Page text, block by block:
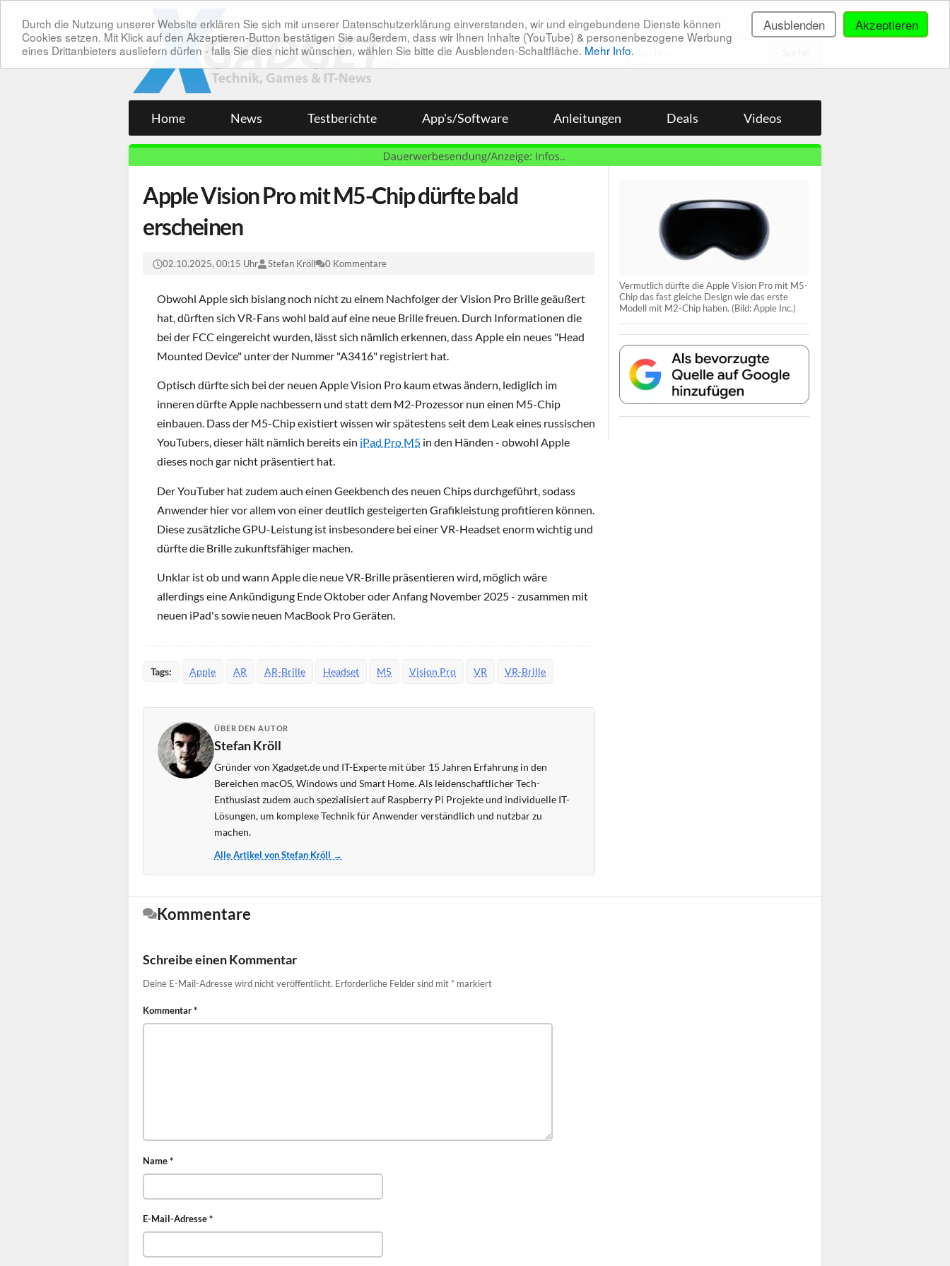
Akzeptieren
Ausblenden
Durch die Nutzung unserer Website erklären Sie sich mit unserer Datenschutzerklärung einverstanden, wir und eingebundene Dienste können
Cookies setzen. Mit Klick auf den Akzeptieren-Button bestätigen Sie außerdem, dass wir Ihnen Inhalte (YouTube) & personenbezogene Werbung
eines Drittanbieters ausliefern dürfen - falls Sie dies nicht wünschen, wählen Sie bitte die Ausblenden-Schaltfläche. Mehr Info.
Home News Testberichte App's/Software Anleitungen Deals Videos
Apple Vision Pro mit M5-Chip dürfte bald
erscheinen
02.10.2025, 00:15 Uhr Stefan Kröll 0 Kommentare
Obwohl Apple sich bislang noch nicht zu einem Nachfolger der Vision Pro Brille geäußert
hat, dürften sich VR-Fans wohl bald auf eine neue Brille freuen. Durch Informationen die
bei der FCC eingereicht wurden, lässt sich nämlich erkennen, dass Apple ein neues "Head
Mounted Device" unter der Nummer "A3416" registriert hat.
Optisch dürfte sich bei der neuen Apple Vision Pro kaum etwas ändern, lediglich im
inneren dürfte Apple nachbessern und statt dem M2-Prozessor nun einen M5-Chip
einbauen. Dass der M5-Chip existiert wissen wir spätestens seit dem Leak eines russischen
YouTubers, dieser hält nämlich bereits ein iPad Pro M5 in den Händen - obwohl Apple
dieses noch gar nicht präsentiert hat.
Der YouTuber hat zudem auch einen Geekbench des neuen Chips durchgeführt, sodass
Anwender hier vor allem von einer deutlich gesteigerten Grafikleistung profitieren können.
Diese zusätzliche GPU-Leistung ist insbesondere bei einer VR-Headset enorm wichtig und
dürfte die Brille zukunftsfähiger machen.
Unklar ist ob und wann Apple die neue VR-Brille präsentieren wird, möglich wäre
allerdings eine Ankündigung Ende Oktober oder Anfang November 2025 - zusammen mit
neuen iPad's sowie neuen MacBook Pro Geräten.
Tags: Apple AR AR-Brille Headset M5 Vision Pro VR VR-Brille
ÜBER DEN AUTOR
Stefan Kröll
Gründer von Xgadget.de und IT-Experte mit über 15 Jahren Erfahrung in den
Bereichen macOS, Windows und Smart Home. Als leidenschaftlicher Tech-
Enthusiast zudem auch spezialisiert auf Raspberry Pi Projekte und individuelle IT-
Lösungen, um komplexe Technik für Anwender verständlich und nutzbar zu
machen.
Alle Artikel von Stefan Kröll →
Vermutlich dürfte die Apple Vision Pro mit M5-
Chip das fast gleiche Design wie das erste
Modell mit M2-Chip haben. (Bild: Apple Inc.)
Kommentare
Schreibe einen Kommentar
Deine E-Mail-Adresse wird nicht veröffentlicht. Erforderliche Felder sind mit * markiert
Kommentar*
Name*
E-Mail-Adresse*